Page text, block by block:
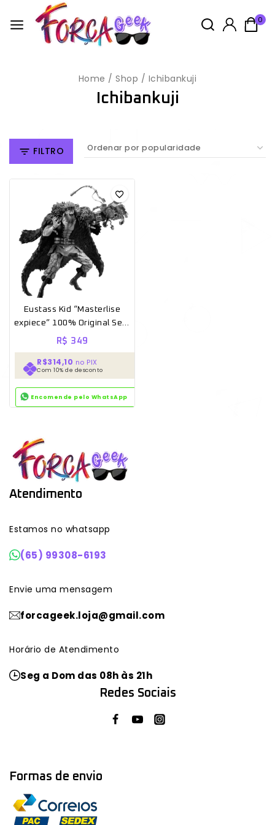
0
Home / Shop / Ichibankuji
Ichibankuji
FILTRO
Eustass Kid “Masterlise
expiece” 100% Original Sem
caixa
R$ 349
R$314,10 no PIX
Com 10% de desconto
Encomende pelo WhatsApp
Atendimento
Estamos no whatsapp
(65) 99308-6193
Envie uma mensagem
forcageek.loja@gmail.com
Horário de Atendimento
Seg a Dom das 08h às 21h
Redes Sociais
Formas de envio